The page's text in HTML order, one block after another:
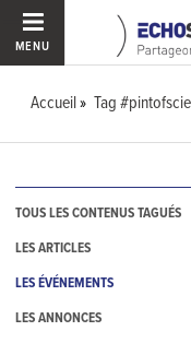
MENU
Accueil Tag
TOUS LES CONTENUS TAGUÉS
LES ARTICLES
LES ÉVÉNEMENTS
LES ANNONCES